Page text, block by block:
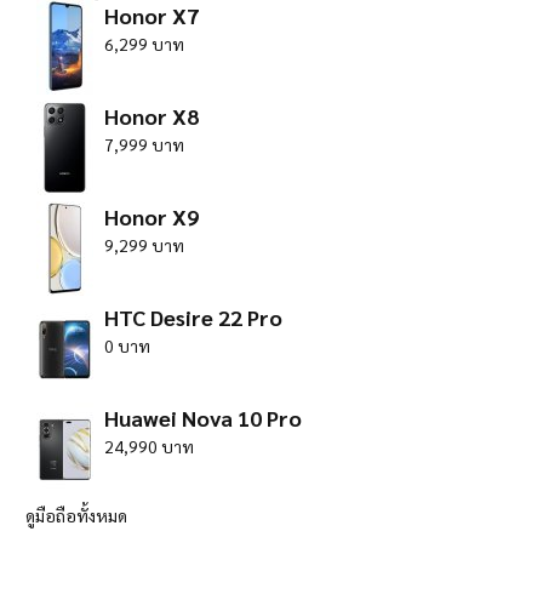
Honor X7
6,299 บาท
Honor X8
7,999 บาท
Honor X9
9,299 บาท
HTC Desire 22 Pro
0 บาท
Huawei Nova 10 Pro
24,990 บาท
ดูมือถือทั้งหมด